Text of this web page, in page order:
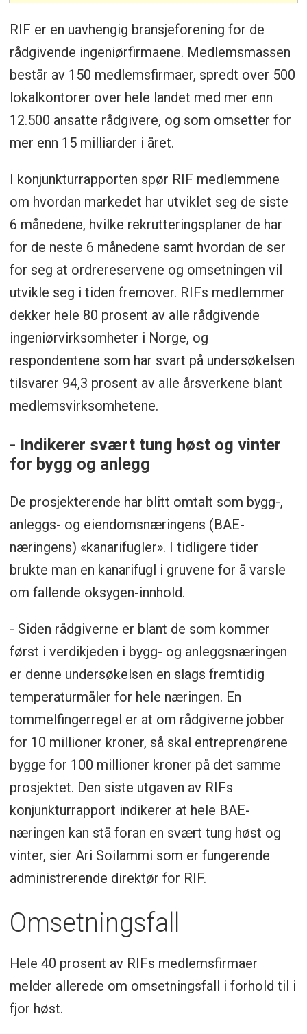
RIF er en uavhengig bransjeforening for de
rådgivende ingeniørfirmaene. Medlemsmassen
består av 150 medlemsfirmaer, spredt over 500
lokalkontorer over hele landet med mer enn
12.500 ansatte rådgivere, og som omsetter for
mer enn 15 milliarder i året.
I konjunkturrapporten spør RIF medlemmene
om hvordan markedet har utviklet seg de siste
6 månedene, hvilke rekrutteringsplaner de har
for de neste 6 månedene samt hvordan de ser
for seg at ordrereservene og omsetningen vil
utvikle seg i tiden fremover. RIFs medlemmer
dekker hele 80 prosent av alle rådgivende
ingeniørvirksomheter i Norge, og
respondentene som har svart på undersøkelsen
tilsvarer 94,3 prosent av alle årsverkene blant
medlemsvirksomhetene.
- Indikerer svært tung høst og vinter
for bygg og anlegg
De prosjekterende har blitt omtalt som bygg-,
anleggs- og eiendomsnæringens (BAE-
næringens) «kanarifugler». I tidligere tider
brukte man en kanarifugl i gruvene for å varsle
om fallende oksygen-innhold.
- Siden rådgiverne er blant de som kommer
først i verdikjeden i bygg- og anleggsnæringen
er denne undersøkelsen en slags fremtidig
temperaturmåler for hele næringen. En
tommelfingerregel er at om rådgiverne jobber
for 10 millioner kroner, så skal entreprenørene
bygge for 100 millioner kroner på det samme
prosjektet. Den siste utgaven av RIFs
konjunkturrapport indikerer at hele BAE-
næringen kan stå foran en svært tung høst og
vinter, sier Ari Soilammi som er fungerende
administrerende direktør for RIF.
Omsetningsfall
Hele 40 prosent av RIFs medlemsfirmaer
melder allerede om omsetningsfall i forhold til i
fjor høst.